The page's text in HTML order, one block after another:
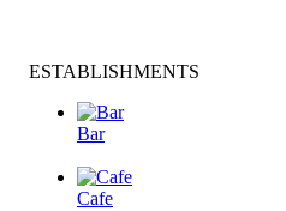
ESTABLISHMENTS
Bar
Cafe